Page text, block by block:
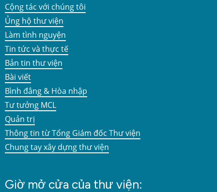
Cộng tác với chúng tôi
Ủng hộ thư viện
Làm tình nguyện
Tin tức và thực tế
Bản tin thư viện
Bài viết
Bình đẳng & Hòa nhập
Tư tưởng MCL
Quản trị
Thông tin từ Tổng Giám đốc Thư viện
Chung tay xây dựng thư viện
Giờ mở cửa của thư viện: